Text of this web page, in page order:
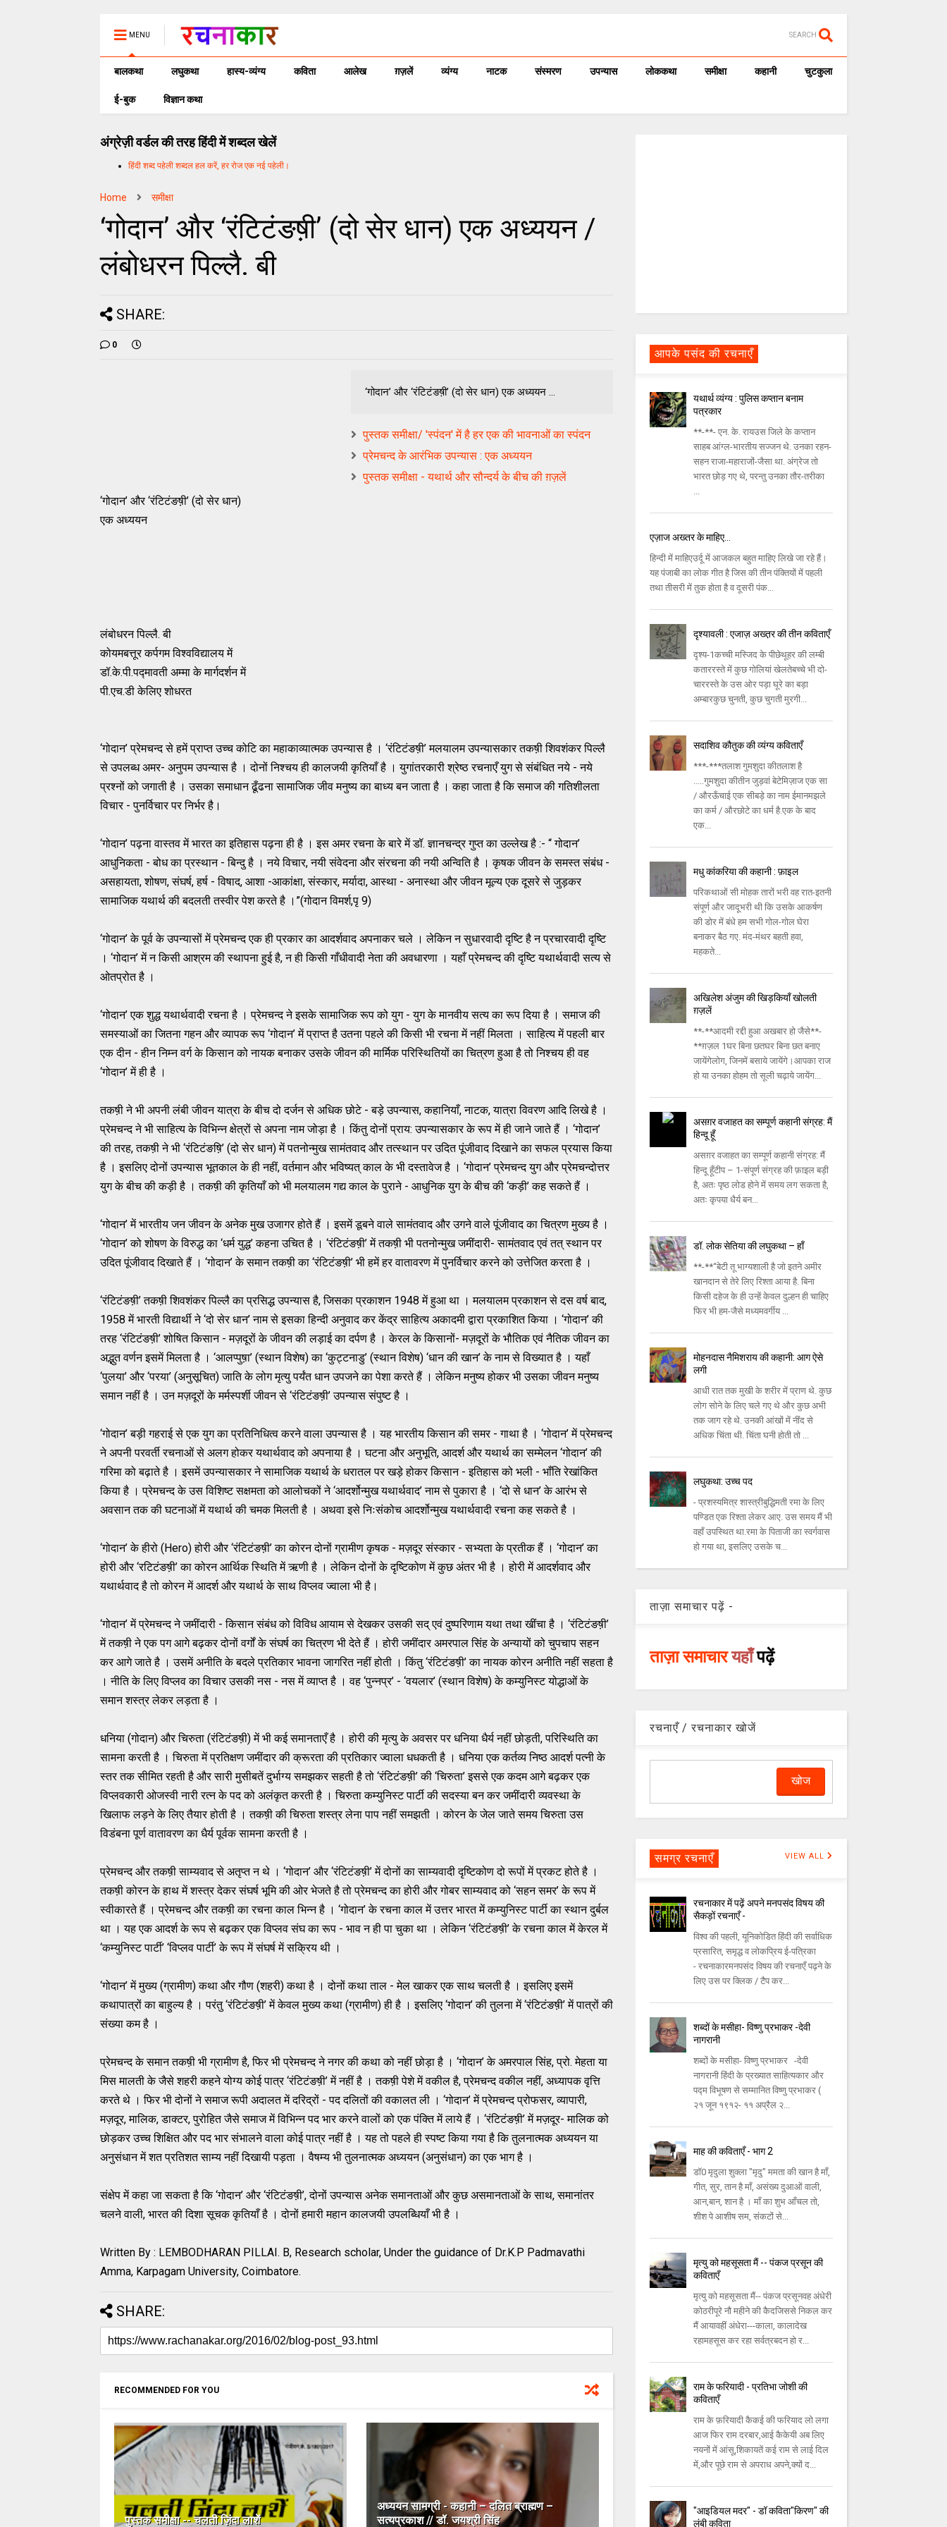
MENU SEARCH
बालकथा लघुकथा हास्य-व्यंग्य कविता आलेख ग़ज़लें व्यंग्य नाटक संस्मरण उपन्यास लोककथा समीक्षा कहानी चुटकुला
ई-बुक विज्ञान कथा
अंग्रेज़ी वर्डल की तरह हिंदी में शब्दल खेलें
हिंदी शब्द पहेली शब्दल हल करें, हर रोज एक नई पहेली।
Home समीक्षा
‘गोदान’ और ‘रंटिटंङष़ी’ (दो सेर धान) एक अध्ययन /
लंबोधरन पिल्लै. बी
SHARE:
0
‘गोदान’ और ‘रंटिटंङष़ी’ (दो सेर धान) एक अध्ययन ...
पुस्तक समीक्षा/ 'स्पंदन' में है हर एक की भावनाओं का स्पंदन
प्रेमचन्द के आरंभिक उपन्यास : एक अध्ययन
पुस्तक समीक्षा - यथार्थ और सौन्दर्य के बीच की ग़ज़लें
‘गोदान’ और ‘रंटिटंङष़ी’ (दो सेर धान)
एक अध्ययन
लंबोधरन पिल्लै. बी
कोयमबत्तूर कर्पगम विश्वविद्यालय में
डॉ.के.पी.पद्मावती अम्मा के मार्गदर्शन में
पी.एच.डी केलिए शोधरत
‘गोदान’ प्रेमचन्द से हमें प्राप्त उच्च कोटि का महाकाव्यात्मक उपन्यास है । ‘रंटिटंङष़ी’ मलयालम उपन्यासकार तकष़ी शिवशंकर पिल्लै
से उपलब्ध अमर- अनुपम उपन्यास है । दोनों निश्चय ही कालजयी कृतियाँ है । युगांतरकारी श्रेष्ठ रचनाएँ युग से संबंधित नये - नये
प्रश्नों को जगाती है । उसका समाधान ढूँढना सामाजिक जीव मनुष्य का बाध्य बन जाता है । कहा जाता है कि समाज की गतिशीलता
विचार - पुनर्विचार पर निर्भर है।
‘गोदान’ पढ़ना वास्तव में भारत का इतिहास पढ़ना ही है । इस अमर रचना के बारे में डॉ. ज्ञानचन्द्र गुप्त का उल्लेख है :- “ गोदान’
आधुनिकता - बोध का प्रस्थान - बिन्दु है । नये विचार, नयी संवेदना और संरचना की नयी अन्विति है । कृषक जीवन के समस्त संबंध -
असहायता, शोषण, संघर्ष, हर्ष - विषाद, आशा -आकांक्षा, संस्कार, मर्यादा, आस्था - अनास्था और जीवन मूल्य एक दूसरे से जुड़कर
सामाजिक यथार्थ की बदलती तस्वीर पेश करते है ।”(गोदान विमर्श,पृ 9)
‘गोदान’ के पूर्व के उपन्यासों में प्रेमचन्द एक ही प्रकार का आदर्शवाद अपनाकर चले । लेकिन न सुधारवादी दृष्टि है न प्रचारवादी दृष्टि
। ‘गोदान’ में न किसी आश्रम की स्थापना हुई है, न ही किसी गाँधीवादी नेता की अवधारणा । यहाँ प्रेमचन्द की दृष्टि यथार्थवादी सत्य से
ओतप्रोत है ।
‘गोदान’ एक शुद्ध यथार्थवादी रचना है । प्रेमचन्द ने इसके सामाजिक रूप को युग - युग के मानवीय सत्य का रूप दिया है । समाज की
समस्याओं का जितना गहन और व्यापक रूप ‘गोदान’ में प्राप्त है उतना पहले की किसी भी रचना में नहीं मिलता । साहित्य में पहली बार
एक दीन - हीन निम्न वर्ग के किसान को नायक बनाकर उसके जीवन की मार्मिक परिस्थितियों का चित्रण हुआ है तो निश्चय ही वह
‘गोदान’ में ही है ।
तकष़ी ने भी अपनी लंबी जीवन यात्रा के बीच दो दर्जन से अधिक छोटे - बड़े उपन्यास, कहानियाँ, नाटक, यात्रा विवरण आदि लिखे है ।
प्रेमचन्द ने भी साहित्य के विभिन्न क्षेत्रों से अपना नाम जोड़ा है । किंतु दोनों प्राय: उपन्यासकार के रूप में ही जाने जाते हैं । ‘गोदान’
की तरह, तकष़ी ने भी ‘रंटिटंङष़ि’ (दो सेर धान) में पतनोन्मुख सामंतवाद और तत्स्थान पर उदित पूंजीवाद दिखाने का सफल प्रयास किया
है । इसलिए दोनों उपन्यास भूतकाल के ही नहीं, वर्तमान और भविष्यत् काल के भी दस्तावेज है । ‘गोदान’ प्रेमचन्द युग और प्रेमचन्दोत्तर
युग के बीच की कड़ी है । तकष़ी की कृतियाँ को भी मलयालम गद्य काल के पुराने - आधुनिक युग के बीच की ‘कड़ी’ कह सकते हैं ।
‘गोदान’ में भारतीय जन जीवन के अनेक मुख उजागर होते हैं । इसमें डूबने वाले सामंतवाद और उगने वाले पूंजीवाद का चित्रण मुख्य है ।
‘गोदान’ को शोषण के विरुद्ध का ‘धर्म युद्ध’ कहना उचित है । ‘रंटिटंङष़ी’ में तकष़ी भी पतनोन्मुख जमींदारी- सामंतवाद एवं तत् स्थान पर
उदित पूंजीवाद दिखाते हैं । ‘गोदान’ के समान तकष़ी का ‘रंटिटंङष़ी’ भी हमें हर वातावरण में पुनर्विचार करने को उत्तेजित करता है ।
‘रंटिटंङष़ी’ तकष़ी शिवशंकर पिल्लै का प्रसिद्ध उपन्यास है, जिसका प्रकाशन 1948 में हुआ था । मलयालम प्रकाशन से दस वर्ष बाद,
1958 में भारती विद्यार्थी ने ‘दो सेर धान’ नाम से इसका हिन्दी अनुवाद कर केंद्र साहित्य अकादमी द्वारा प्रकाशित किया । ‘गोदान’ की
तरह ‘रंटिटंङष़ी’ शोषित किसान - मज़दूरों के जीवन की लड़ाई का दर्पण है । केरल के किसानों- मज़दूरों के भौतिक एवं नैतिक जीवन का
अद्भुत वर्णन इसमें मिलता है । ‘आलप्पुष़ा’ (स्थान विशेष) का ‘कुट्टनाडु’ (स्थान विशेष) ‘धान की खान’ के नाम से विख्यात है । यहाँ
‘पुलया’ और ‘परया’ (अनुसूचित) जाति के लोग मृत्यु पर्यंत धान उपजने का पेशा करते हैं । लेकिन मनुष्य होकर भी उसका जीवन मनुष्य
समान नहीं है । उन मज़दूरों के मर्मस्पर्शी जीवन से ‘रंटिटंङष़ी’ उपन्यास संपुष्ट है ।
‘गोदान’ बड़ी गहराई से एक युग का प्रतिनिधित्व करने वाला उपन्यास है । यह भारतीय किसान की समर - गाथा है । ‘गोदान’ में प्रेमचन्द
ने अपनी परवर्ती रचनाओं से अलग होकर यथार्थवाद को अपनाया है । घटना और अनुभूति, आदर्श और यथार्थ का सम्मेलन ‘गोदान’ की
गरिमा को बढ़ाते है । इसमें उपन्यासकार ने सामाजिक यथार्थ के धरातल पर खड़े होकर किसान - इतिहास को भली - भाँति रेखांकित
किया है । प्रेमचन्द के उस विशिष्ट सक्षमता को आलोचकों ने ‘आदर्शोन्मुख यथार्थवाद’ नाम से पुकारा है । ‘दो से धान’ के आरंभ से
अवसान तक की घटनाओं में यथार्थ की चमक मिलती है । अथवा इसे निःसंकोच आदर्शोन्मुख यथार्थवादी रचना कह सकते है ।
‘गोदान’ के हीरो (Hero) होरी और ‘रंटिटंङष़ी’ का कोरन दोनों ग्रामीण कृषक - मज़दूर संस्कार - सभ्यता के प्रतीक हैं । ‘गोदान’ का
होरी और ‘रटिटंङष़ी’ का कोरन आर्थिक स्थिति में ऋणी है । लेकिन दोनों के दृष्टिकोण में कुछ अंतर भी है । होरी में आदर्शवाद और
यथार्थवाद है तो कोरन में आदर्श और यथार्थ के साथ विप्लव ज्वाला भी है।
‘गोदान’ में प्रेमचन्द ने जमींदारी - किसान संबंध को विविध आयाम से देखकर उसकी सद् एवं दुष्परिणाम यथा तथा खींचा है । ‘रंटिटंङष़ी’
में तकष़ी ने एक पग आगे बढ़कर दोनों वर्गों के संघर्ष का चित्रण भी देते हैं । होरी जमींदार अमरपाल सिंह के अन्यायों को चुपचाप सहन
कर आगे जाते है । उसमें अनीति के बदले प्रतिकार भावना जागरित नहीं होती । किंतु ‘रंटिटंङष़ी’ का नायक कोरन अनीति नहीं सहता है
। नीति के लिए विप्लव का विचार उसकी नस - नस में व्याप्त है । वह ‘पुन्नप्र’ - ‘वयलार’ (स्थान विशेष) के कम्युनिस्ट योद्धाओं के
समान शस्त्र लेकर लड़ता है ।
धनिया (गोदान) और चिरुता (रंटिटंङष़ी) में भी कई समानताएँ है । होरी की मृत्यु के अवसर पर धनिया धैर्य नहीं छोड़ती, परिस्थिति का
सामना करती है । चिरुता में प्रतिक्षण जमींदार की क्रूरता की प्रतिकार ज्वाला धधकती है । धनिया एक कर्तव्य निष्ठ आदर्श पत्नी के
स्तर तक सीमित रहती है और सारी मुसीबतें दुर्भाग्य समझकर सहती है तो ‘रंटिटंङष़ी’ की ‘चिरुता’ इससे एक कदम आगे बढ़कर एक
विप्लवकारी ओजस्वी नारी रत्न के पद को अलंकृत करती है । चिरुता कम्युनिस्ट पार्टी की सदस्या बन कर जमींदारी व्यवस्था के
खिलाफ लड़ने के लिए तैयार होती है । तकष़ी की चिरुता शस्त्र लेना पाप नहीं समझती । कोरन के जेल जाते समय चिरुता उस
विडंबना पूर्ण वातावरण का धैर्य पूर्वक सामना करती है ।
प्रेमचन्द और तकष़ी साम्यवाद से अतृप्त न थे । ‘गोदान’ और ‘रंटिटंङष़ी’ में दोनों का साम्यवादी दृष्टिकोण दो रूपों में प्रकट होते है ।
तकष़ी कोरन के हाथ में शस्त्र देकर संघर्ष भूमि की ओर भेजते है तो प्रेमचन्द का होरी और गोबर साम्यवाद को ‘सहन समर’ के रूप में
स्वीकारते हैं । प्रेमचन्द और तकष़ी का रचना काल भिन्न है । ‘गोदान’ के रचना काल में उत्तर भारत में कम्युनिस्ट पार्टी का स्थान दुर्बल
था । यह एक आदर्श के रूप से बढ़कर एक विप्लव संघ का रूप - भाव न ही पा चुका था । लेकिन ‘रंटिटंङष़ी’ के रचना काल में केरल में
‘कम्युनिस्ट पार्टी’ ‘विप्लव पार्टी’ के रूप में संघर्ष में सक्रिय थी ।
‘गोदान’ में मुख्य (ग्रामीण) कथा और गौण (शहरी) कथा है । दोनों कथा ताल - मेल खाकर एक साथ चलती है । इसलिए इसमें
कथापात्रों का बाहुल्य है । परंतु ‘रंटिटंङष़ी’ में केवल मुख्य कथा (ग्रामीण) ही है । इसलिए ‘गोदान’ की तुलना में ‘रंटिटंङष़ी’ में पात्रों की
संख्या कम है ।
प्रेमचन्द के समान तकष़ी भी ग्रामीण है, फिर भी प्रेमचन्द ने नगर की कथा को नहीं छोड़ा है । ‘गोदान’ के अमरपाल सिंह, प्रो. मेहता या
मिस मालती के जैसे शहरी कहने योग्य कोई पात्र ‘रंटिटंङष़ी’ में नहीं है । तकष़ी पेशे में वकील है, प्रेमचन्द वकील नहीं, अध्यापक वृत्ति
करते थे । फिर भी दोनों ने समाज रूपी अदालत में दरिद्रों - पद दलितों की वकालत ली । ‘गोदान’ में प्रेमचन्द प्रोफसर, व्यापारी,
मज़दूर, मालिक, डाक्टर, पुरोहित जैसे समाज में विभिन्न पद भार करने वालों को एक पंक्ति में लाये हैं । ‘रंटिटंङष़ी’ में मज़दूर- मालिक को
छोड़कर उच्च शिक्षित और पद भार संभालने वाला कोई पात्र नहीं है । यह तो पहले ही स्पष्ट किया गया है कि तुलनात्मक अध्ययन या
अनुसंधान में शत प्रतिशत साम्य नहीं दिखायी पड़ता । वैषम्य भी तुलनात्मक अध्ययन (अनुसंधान) का एक भाग है ।
संक्षेप में कहा जा सकता है कि ‘गोदान’ और ‘रंटिटंङष़ी’, दोनों उपन्यास अनेक समानताओं और कुछ असमानताओं के साथ, समानांतर
चलने वाली, भारत की दिशा सूचक कृतियाँ है । दोनों हमारी महान कालजयी उपलब्धियाँ भी है ।
Written By : LEMBODHARAN PILLAI. B, Research scholar, Under the guidance of Dr.K.P Padmavathi
Amma, Karpagam University, Coimbatore.
SHARE:
RECOMMENDED FOR YOU
पुस्तक समीक्षा -- चलती ज़िंदा लाशें
अध्ययन सामग्री - कहानी – दलित ब्राह्मण –
सत्यप्रकाश // डॉ. जयश्री सिंह
आपके पसंद की रचनाएँ
यथार्थ व्यंग्य : पुलिस कप्तान बनाम
पत्रकार
**-**- एन. के. रायउस जिले के कप्तान
साहब आंग्ल-भारतीय सज्जन थे. उनका रहन-
सहन राजा-महाराजों-जैसा था. अंग्रेज तो
भारत छोड़ गए थे, परन्तु उनका तौर-तरीका
...
एज़ाज अख्तर के माहिए...
हिन्दी में माहिएउर्दू में आजकल बहुत माहिए लिखे जा रहे हैं।
यह पंजाबी का लोक गीत है जिस की तीन पंक्तियों में पहली
तथा तीसरी में तुक होता है व दूसरी पंक...
दृश्यावली : एजाज़ अख्त़र की तीन कविताएँ
दृश्य-1कच्ची मस्जिद के पीछेथूहर की लम्बी
कताररस्ते में कुछ गोलियां खेलतेबच्चे भी दो-
चाररस्ते के उस ओर पड़ा घूरे का बड़ा
अम्बारकुछ चुनती, कुछ चुगती मुरगी...
सदाशिव कौतुक की व्यंग्य कविताएँ
***-***तलाश गुमशुदा कीतलाश है
.....गुमशुदा कीतीन जुड़वां बेटेमिज़ाज एक सा
/ औरऊँचाई एक सीबड़े का नाम ईमानमझले
का कर्म / औरछोटे का धर्म है.एक के बाद
एक...
मधु कांकरिया की कहानी : फ़ाइल
परिकथाओं सी मोहक तारों भरी वह रात-इतनी
संपूर्ण और जादूभरी थी कि उसके आकर्षण
की डोर में बंधे हम सभी गोल-गोल घेरा
बनाकर बैठ गए. मंद-मंथर बहती हवा,
महकते...
अखिलेश अंजुम की खिड़कियाँ खोलती
ग़ज़लें
**-**आदमी रद्दी हुआ अखबार हो जैसे**-
**ग़ज़ल 1घर बिना छतघर बिना छत बनाए
जायेंगेलोग, जिनमें बसाये जायेंगे।आपका राज
हो या उनका होहम तो सूली चढ़ाये जायेंग...
असग़र वजाहत का सम्पूर्ण कहानी संग्रह: मैं
हिन्दू हूँ
असग़र वजाहत का सम्पूर्ण कहानी संग्रह: मैं
हिन्दू हूँटीप – 1-संपूर्ण संग्रह की फ़ाइल बड़ी
है, अतः पृष्ठ लोड होने में समय लग सकता है,
अतः कृपया धैर्य बन...
डॉ. लोक सेतिया की लघुकथा – हाँ
**-**“बेटी तू भाग्यशाली है जो इतने अमीर
खानदान से तेरे लिए रिश्ता आया है. बिना
किसी दहेज के ही उन्हें केवल दुल्हन ही चाहिए
फिर भी हम-जैसे मध्यमवर्गीय ...
मोहनदास नैमिशराय की कहानी: आग ऐसे
लगी
आधी रात तक मुखी के शरीर में प्राण थे. कुछ
लोग सोने के लिए चले गए थे और कुछ अभी
तक जाग रहे थे. उनकी आंखों में नींद से
अधिक चिंता थी. चिंता घनी होती तो ...
लघुकथा: उच्च पद
- प्रशस्यमित्र शास्त्रीबुद्धिमती रमा के लिए
पण्डित एक रिश्ता लेकर आए. उस समय मैं भी
वहाँ उपस्थित था.रमा के पिताजी का स्वर्गवास
हो गया था, इसलिए उसके च...
ताज़ा समाचार पढ़ें -
ताज़ा समाचारयहाँपढ़ें
रचनाएँ / रचनाकार खोजें
समग्र रचनाएँ VIEW ALL
रचनाकार में पढ़ें अपने मनपसंद विषय की
सैकड़ों रचनाएँ -
विश्व की पहली, यूनिकोडित हिंदी की सर्वाधिक
प्रसारित, समृद्ध व लोकप्रिय ई-पत्रिका
- रचनाकारमनपसंद विषय की रचनाएँ पढ़ने के
लिए उस पर क्लिक / टैप कर...
शब्दों के मसीहा- विष्णु प्रभाकर -देवी
नागरानी
शब्दों के मसीहा- विष्णु प्रभाकर -देवी
नागरानी हिंदी के प्रख्यात साहित्यकार और
पद्म विभूषण से सम्मानित विष्णु प्रभाकर (
२१ जून १९१२- ११ अप्रैल २...
माह की कविताएँ - भाग 2
डॉ0 मृदुला शुक्ला "मृदु" ममता की खान है माँ,
गीत, सुर, तान है माँ, असंख्य दुआओं वाली,
आन,बान, शान है । माँ का शुभ आँचल तो,
शीश पे आशीष सम, संकटों से...
मृत्यु को महसूसता मैं -- पंकज प्रसून की
कविताएँ
मृत्यु को महसूसता मैं-- पंकज प्रसूनवह अंधेरी
कोठरीपूरे नौ महीने की कैदजिससे निकल कर
मैं आयावहीं अंधेरा---काला, कालादेख
रहामहसूस कर रहा सर्वत्रबदन हो र...
राम के फरियादी - प्रतिभा जोशी की
कविताएँ
राम के फ़रियादी कैकई की फरियाद लो लगा
आज फिर राम दरबार,आई कैकेयी अब लिए
नयनों में आंसू,शिकायतें कई राम से लाई दिल
में,और पूछे राम से अपराध अपने,क्यों द...
"आइडियल मदर" - डॉ कविता"किरण" की
लंबी कविता